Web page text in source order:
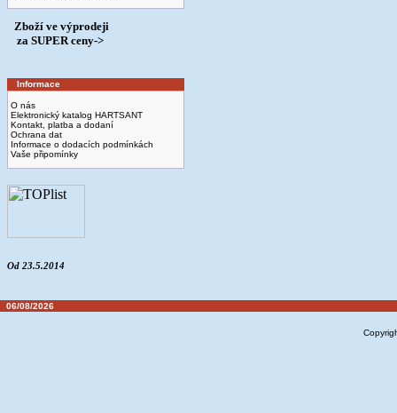
Zboží ve výprodeji
­ za SUPER ceny->
Informace
O nás
Elektronický katalog HARTSANT
Kontakt, platba a dodaní
Ochrana dat
Informace o dodacích podmínkách
Vaše připomínky
Od 23.5.2014
06/08/2026